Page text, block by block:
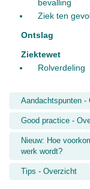
bevalling
Ziek ten
Ontslag
Ziektewet
Rolverdeling
Aandachtspunten -
Good practice -
Nieuw: Hoe
werk wordt?
Tips - Overzicht